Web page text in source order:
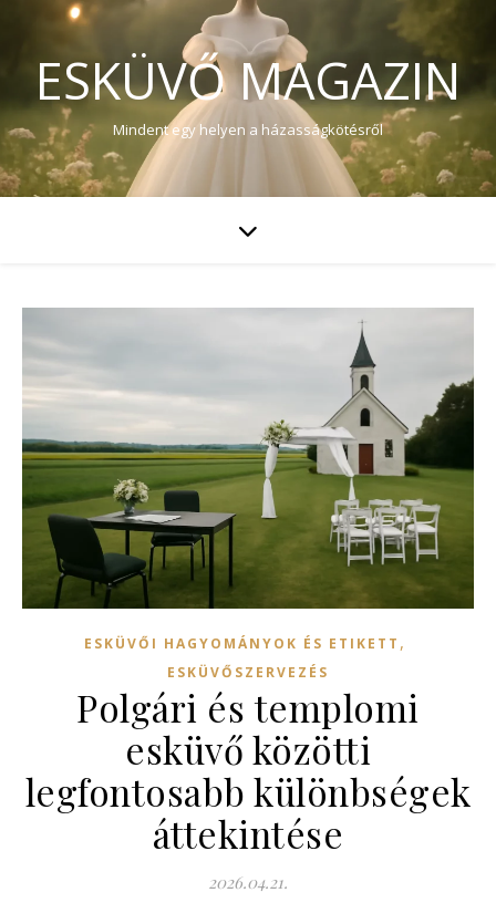
ESKÜVŐ MAGAZIN
Mindent egy helyen a házasságkötésről
ESKÜVŐI HAGYOMÁNYOK ÉS ETIKETT ,
ESKÜVŐSZERVEZÉS
Polgári és templomi
esküvő közötti
legfontosabb különbségek
áttekintése
2026.04.21.